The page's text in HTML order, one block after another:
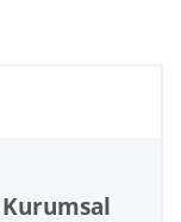
Kurumsal